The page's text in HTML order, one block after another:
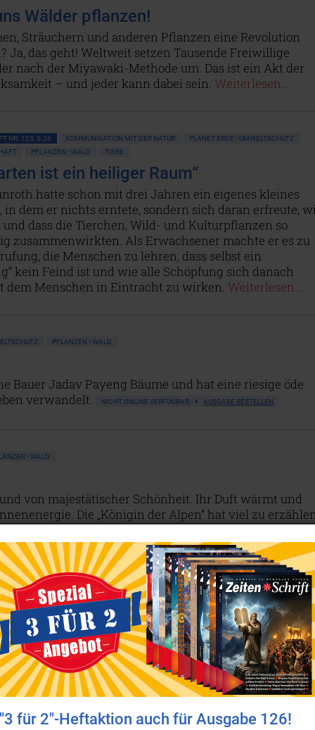
Wälder pflanzen!
Sträuchern und anderen Pflanzen eine Revolution
Ja, das geht! Weltweit setzen Tausende Freiwillige
nach der Miyawaki-Methode um. Das ist ein Akt der
– und jeder kann dabei sein. Weiterlesen...
NR. 125, S.26 KOMMUNIKATION MIT DER NATUR
PLANET ERDE • UMWELTSCHUTZ
PFLANZEN • WALD TIERE
ist ein heiliger Raum“
hatte schon mit drei Jahren ein eigenes kleines
in dem er nichts erntete, sondern sich daran erfreute,
und dass die Tierchen, Wild- und Kulturpflanzen so
zusammenwirkten. Als Erwachsener machte er es zu
die Menschen zu lehren, dass selbst ein
kein Feind ist und wie alle Schöpfung sich danach
dem Menschen in Eintracht zu wirken. Weiterlesen...
PFLANZEN • WALD
Bauer Jadav Payeng Bäume und hat eine riesige öde
verwandelt.
NICHT ONLINE VERFÜGBAR AUSGABE BESTELLEN
• WALD
von majestätischer Schönheit. Ihr Duft wärmt und
Die „Königin der Alpen“ hat viel zu
NR. 119, S.2 GESELLSCHAFT ALLGEMEIN
GELD-TIPPS
UMWELTSCHUTZ
Windenergie?
gehören zu der am stärksten geförderten
Energieproduktion. Umweltfreundlich sind sie aber
"3 für 2"-Heftaktion auch für Ausgabe 126!